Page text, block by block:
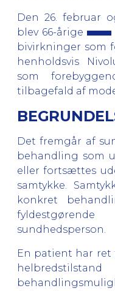
Den 26. februar
blev 66-årige
bivirkninger som
henholdsvis
som
tilbagefald af
Det fremgår af
behandling som
eller fortsættes
samtykke.
konkret
sundhedsperson.
En patient har